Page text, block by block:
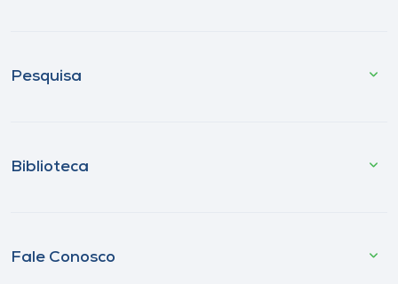
Pesquisa
Biblioteca
Fale Conosco